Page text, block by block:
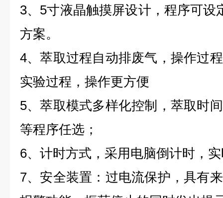
3、5寸液晶触摸屏设计，程序可设
方案。
4、萃取过程自动排废气，操作过
实验过程，操作更方便
5、萃取模式多样化控制，萃取时
等程序任选；
6、计时方式，采用电脑倒计时，
7、安全装置：过电流保护，具有